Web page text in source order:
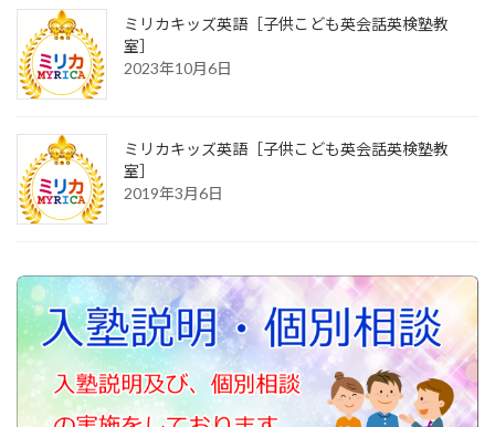
ミリカキッズ英語［子供こども英会話英検塾教
室］
2023年10月6日
ミリカキッズ英語［子供こども英会話英検塾教
室］
2019年3月6日